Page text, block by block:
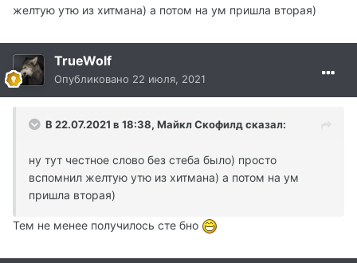
желтую утю из хитмана) а потом на ум пришла вторая)
TrueWolf
Опубликовано 22 июля, 2021
В 22.07.2021 в 18:38, Майкл Скофилд сказал:
ну тут честное слово без стеба было) просто
вспомнил желтую утю из хитмана) а потом на ум
пришла вторая)
Тем не менее получилось сте бно